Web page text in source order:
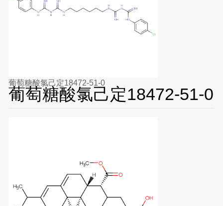
葡萄糖酸氯己定18472-51-0
葡萄糖酸氯己定18472-51-0